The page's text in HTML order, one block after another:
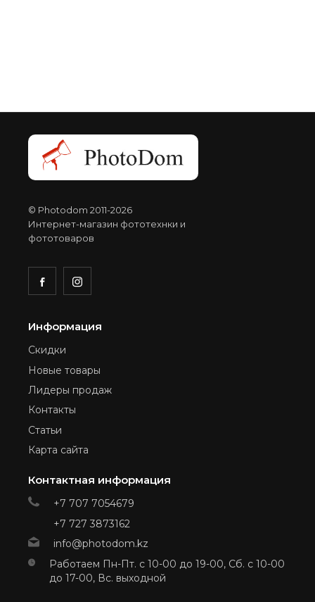
© Photodom 2011-2026
Интернет-магазин фототехнки и
фототоваров
Информация
Скидки
Новые товары
Лидеры продаж
Контакты
Статьи
Карта сайта
Контактная информация
+7 707 7054679
+7 727 3873162
info@photodom.kz
Работаем Пн-Пт. с 10-00 до 19-00, Сб. с 10-00
до 17-00, Вс. выходной